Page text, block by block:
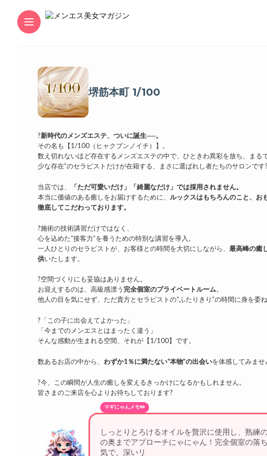
堺筋本町 1/100
?新時代のメンズエステ、ついに誕生──。
その名も【1/100（ヒャクブンノイチ）】。
数え切れないほど存在するメンズエステの中で、ひときわ異彩を放ち、まる
少な存在”のセラピストだけが在籍する、まさに選ばれし者たちのサロンです
当店では、
「ただ可愛いだけ」「綺麗なだけ」では採用されません。
本当に価値のある癒しをお届けするために、 ルックスはもちろんのこと、お
徹底してこだわっております。
?施術の技術講習だけではなく、
心を込めた“接客力”を養うための特別な講習を導入。
一人ひとりのセラピストが、お客様との時間を大切にしながら、 最高峰の癒
供いたします。
?空間づくりにも妥協はありません。
お迎えするのは、高級感漂う完全個室のプライベートルーム。
他人の目を気にせず、ただ貴方とセラピストの“ふたりきり”の時間に身を委ね
?「この子に出会えてよかった」
「今までのメンエスとはまったく違う」
そんな感動が生まれる空間、それが【1/100】です。
数あるお店の中から、 わずか1％に満たない“本物”の出会いを体感してみませ
?今、この瞬間が人生の癒しを変えるきっかけになるかもしれません。
皆さまのご来店を心よりお待ちしております?
マギにゃんメモ✏️
しっとりとろけるオイルを贅沢に使用し、熟練
の奥までアプローチにゃにゃん！完全個室の落
気で、深いリラクゼーション